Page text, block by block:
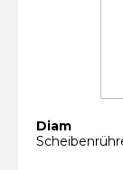
Diam